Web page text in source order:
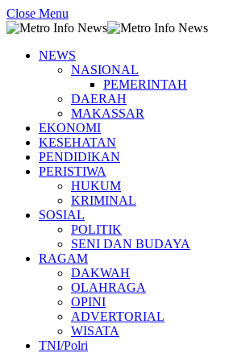
Close Menu
NEWS
NASIONAL
PEMERINTAH
DAERAH
MAKASSAR
EKONOMI
KESEHATAN
PENDIDIKAN
PERISTIWA
HUKUM
KRIMINAL
SOSIAL
POLITIK
SENI DAN BUDAYA
RAGAM
DAKWAH
OLAHRAGA
OPINI
ADVERTORIAL
WISATA
TNI/Polri